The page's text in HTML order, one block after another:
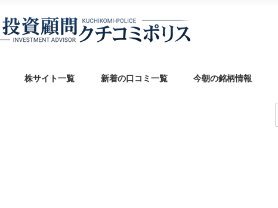
株サイト一覧 新着の口コミ一覧 今朝の銘柄情報